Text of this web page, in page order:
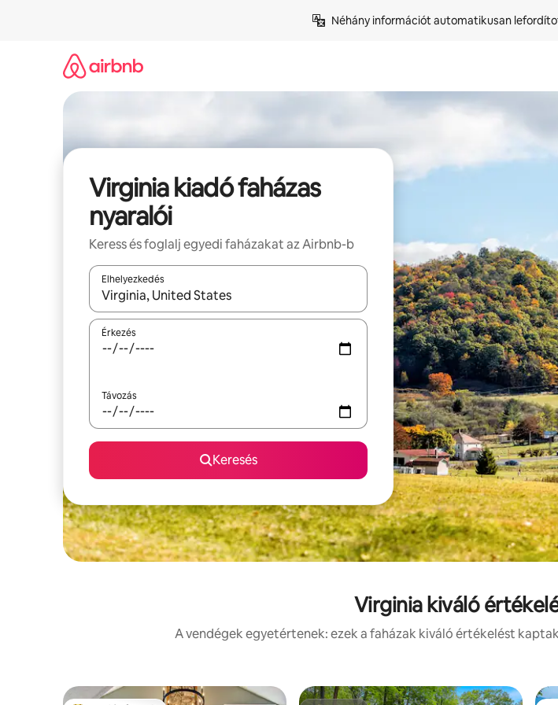
Néhány információt automatikusan
Virginia kiadó faházas
nyaralói
Keress és foglalj egyedi faházakat az Airbnb-b
Elhelyezkedés
Az eredmények között a felfelé és a lefelé nyíllal navigálhatsz, illetve érintő és lapozó
Érkezés
Távozás
Keresés
Virginia kiváló
A vendégek egyetértenek: ezek a faházak kiváló értékelést